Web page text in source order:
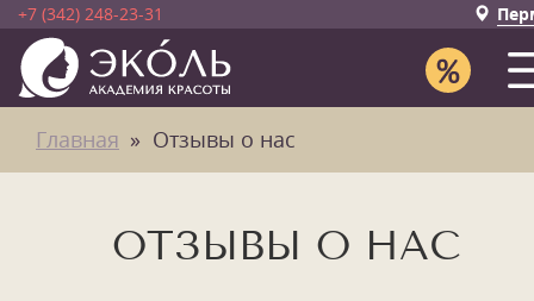
+7 (342) 248-23-31
Главная Отзывы о нас
ОТЗЫВЫ О НАС